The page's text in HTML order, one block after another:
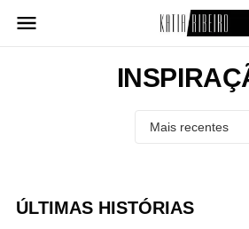
para
ÚLTIMAS HISTÓRIAS